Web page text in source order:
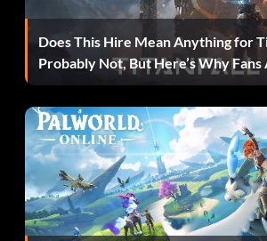
Does This Hire Mean Anything for
Probably Not, But Here’s Why